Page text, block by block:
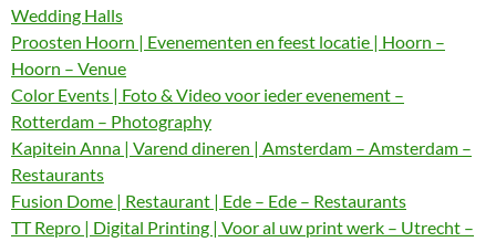
Wedding Halls
Proosten Hoorn | Evenementen en feest locatie | Hoorn –
Hoorn – Venue
Color Events | Foto & Video voor ieder evenement –
Rotterdam – Photography
Kapitein Anna | Varend dineren | Amsterdam – Amsterdam –
Restaurants
Fusion Dome | Restaurant | Ede – Ede – Restaurants
TT Repro | Digital Printing | Voor al uw print werk – Utrecht –